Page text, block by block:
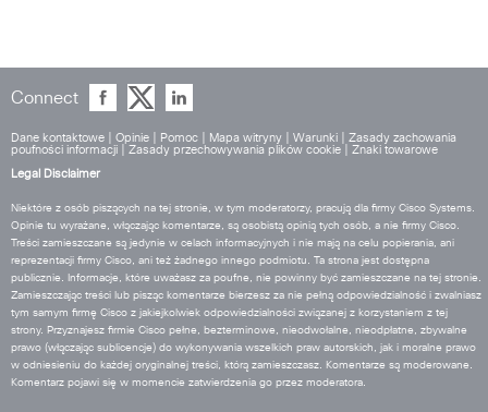
Connect
Dane kontaktowe Opinie Pomoc Mapa witryny Warunki
Zasady zachowania
poufności informacji
Zasady przechowywania plików cookie
Znaki towarowe
Legal Disclaimer
Niektóre z osób piszących na tej stronie, w tym moderatorzy, pracują dla firmy Cisco Systems.
Opinie tu wyrażane, włączając komentarze, są osobistą opinią tych osób, a nie firmy Cisco.
Treści zamieszczane są jedynie w celach informacyjnych i nie mają na celu popierania, ani
reprezentacji firmy Cisco, ani też żadnego innego podmiotu. Ta strona jest dostępna
publicznie. Informacje, które uważasz za poufne, nie powinny być zamieszczane na tej stronie.
Zamieszczając treści lub pisząc komentarze bierzesz za nie pełną odpowiedzialność i zwalniasz
tym samym firmę Cisco z jakiejkolwiek odpowiedzialności związanej z korzystaniem z tej
strony. Przyznajesz firmie Cisco pełne, bezterminowe, nieodwołalne, nieodpłatne, zbywalne
prawo (włączając sublicencje) do wykonywania wszelkich praw autorskich, jak i moralne prawo
w odniesieniu do każdej oryginalnej treści, którą zamieszczasz. Komentarze są moderowane.
Komentarz pojawi się w momencie zatwierdzenia go przez moderatora.